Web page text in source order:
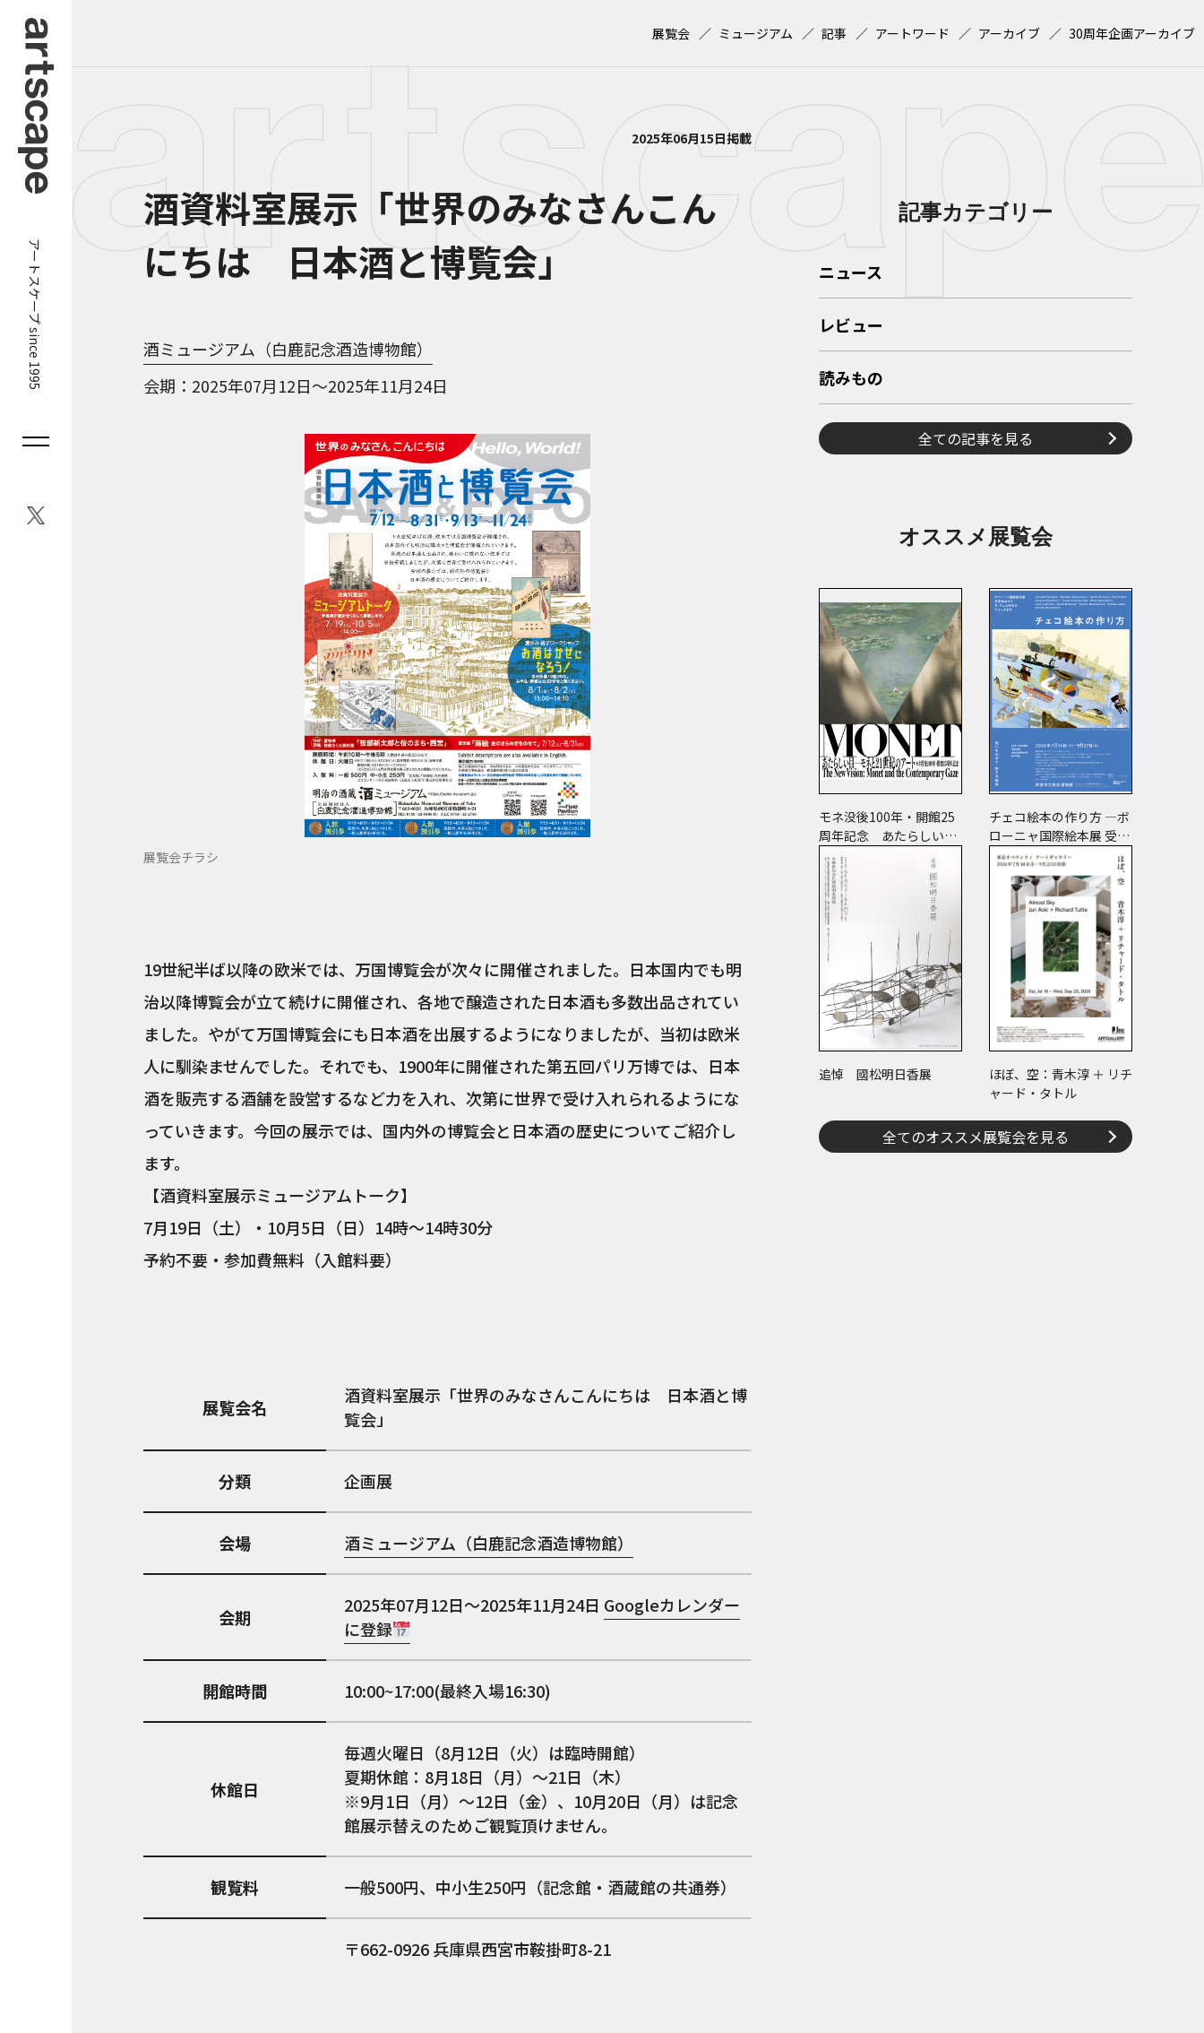
アートスケープ since 1995
展覧会 ミュージアム 記事 アートワード アーカイブ 30周年企画アーカイブ
2025年06月15日掲載
酒資料室展示「世界のみなさんこん
にちは 日本酒と博覧会」
酒ミュージアム（白鹿記念酒造博物館）
会期
2025年07月12日～2025年11月24日
展覧会チラシ 明治二十二年仏国巴里万国博覧会賞状
19世紀半ば以降の欧米では、万国博覧会が次々に開催されました。日本国内でも明
治以降博覧会が立て続けに開催され、各地で醸造された日本酒も多数出品されてい
ました。やがて万国博覧会にも日本酒を出展するようになりましたが、当初は欧米
人に馴染ませんでした。それでも、1900年に開催された第五回パリ万博では、日本
酒を販売する酒舗を設営するなど力を入れ、次第に世界で受け入れられるようにな
っていきます。今回の展示では、国内外の博覧会と日本酒の歴史についてご紹介し
ます。
【酒資料室展示ミュージアムトーク】
7月19日（土）・10月5日（日）14時～14時30分
予約不要・参加費無料（入館料要）
展覧会名
酒資料室展示「世界のみなさんこんにちは 日本酒と博
覧会」
分類 企画展
会場 酒ミュージアム（白鹿記念酒造博物館）
会期
2025年07月12日～2025年11月24日 Googleカレンダー
に登録
開館時間 10:00~17:00(最終入場16:30)
休館日
毎週火曜日（8月12日（火）は臨時開館）
夏期休館：8月18日（月）～21日（木）
※9月1日（月）～12日（金）、10月20日（月）は記念
館展示替えのためご観覧頂けません。
観覧料 一般500円、中小生250円（記念館・酒蔵館の共通券）
662-0926 兵庫県西宮市鞍掛町8-21
記事カテゴリー
ニュース
レビュー
読みもの
全ての記事を見る
オススメ展覧会
モネ没後100年・開館25
周年記念 あたらしい目
― モネと21世紀のアート
チェコ絵本の作り方 ―ボ
ローニャ国際絵本展 受賞
絵本から日･チェコ共作
のコミックまで―
追悼 國松明日香展
ほぼ、空：青木淳 ＋ リチ
ャード・タトル
全てのオススメ展覧会を見る